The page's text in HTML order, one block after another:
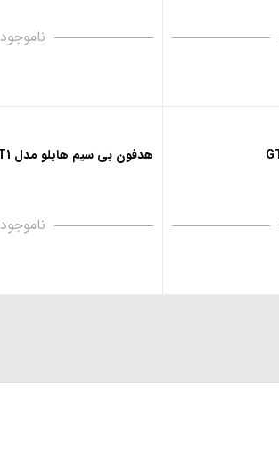
ناموجود
هدفون بی‌ سیم هایلو مدل GT1
ناموجود